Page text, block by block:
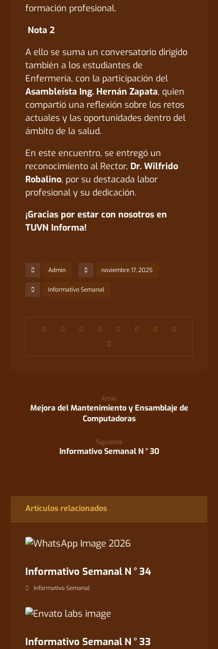
formación profesional.
Nota 2
A ello se suma un conversatorio dirigido
también a los estudiantes de
Enfermería, con la participación del
Asambleísta Ing. Hernán Zapata, quien
compartió una reflexión sobre los retos
actuales y las oportunidades dentro del
ámbito de la salud.
En este encuentro, se entregó un
reconocimiento al Rector, Dr. Wilfrido
Robalino, por su destacada labor
profesional y su dedicación.
¡Gracias por estar con nosotros en
TUVN Informa!
Admin noviembre 17, 2025
Informativo Semanal
Atrás
Mejora del Mantenimiento y Ensamblaje de
Computadoras
Siguiente
Informativo Semanal N ° 30
Artículos relacionados
Informativo Semanal N ° 34
Informativo Semanal
Informativo Semanal N ° 33